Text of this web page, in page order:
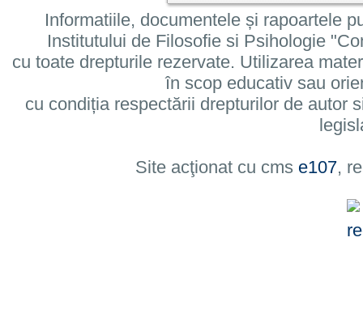
Informatiile, documentele și rapoartele
Institutului de Filosofie si Psihologie
cu toate drepturile rezervate. Utilizarea
în scop educativ sau
cu condiția respectării drepturilor de autor
Site acţionat cu cms e107,